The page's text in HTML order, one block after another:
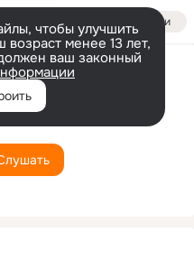
Войти
чтобы улучшить
возраст менее 13 лет,
ваш законный